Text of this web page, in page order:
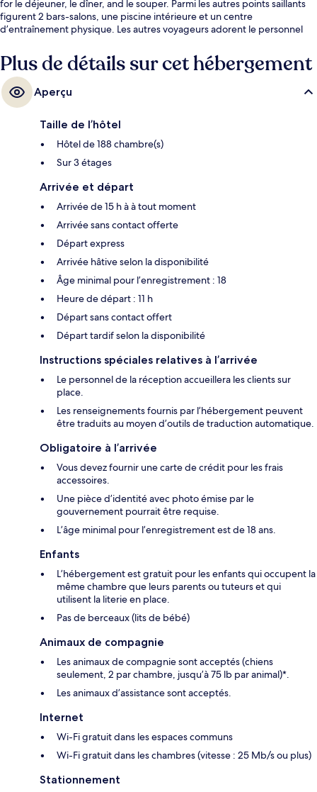
for le déjeuner, le dîner, and le souper. Parmi les autres points saillants
figurent 2 bars-salons, une piscine intérieure et un centre
d’entraînement physique. Les autres voyageurs adorent le personnel
Plus de détails sur cet hébergement
Aperçu
Taille de l’hôtel
Hôtel de 188 chambre(s)
Sur 3 étages
Arrivée et départ
Arrivée de 15 h à à tout moment
Arrivée sans contact offerte
Départ express
Arrivée hâtive selon la disponibilité
Âge minimal pour l’enregistrement : 18
Heure de départ : 11 h
Départ sans contact offert
Départ tardif selon la disponibilité
Instructions spéciales relatives à l’arrivée
Le personnel de la réception accueillera les clients sur
place.
Les renseignements fournis par l’hébergement peuvent
être traduits au moyen d’outils de traduction automatique.
Obligatoire à l’arrivée
Vous devez fournir une carte de crédit pour les frais
accessoires.
Une pièce d’identité avec photo émise par le
gouvernement pourrait être requise.
L’âge minimal pour l’enregistrement est de 18 ans.
Enfants
L’hébergement est gratuit pour les enfants qui occupent la
même chambre que leurs parents ou tuteurs et qui
utilisent la literie en place.
Pas de berceaux (lits de bébé)
Animaux de compagnie
Les animaux de compagnie sont acceptés (chiens
seulement, 2 par chambre, jusqu’à 75 lb par animal)*.
Les animaux d’assistance sont acceptés.
Internet
Wi-Fi gratuit dans les espaces communs
Wi-Fi gratuit dans les chambres (vitesse : 25 Mb/s ou plus)
Stationnement